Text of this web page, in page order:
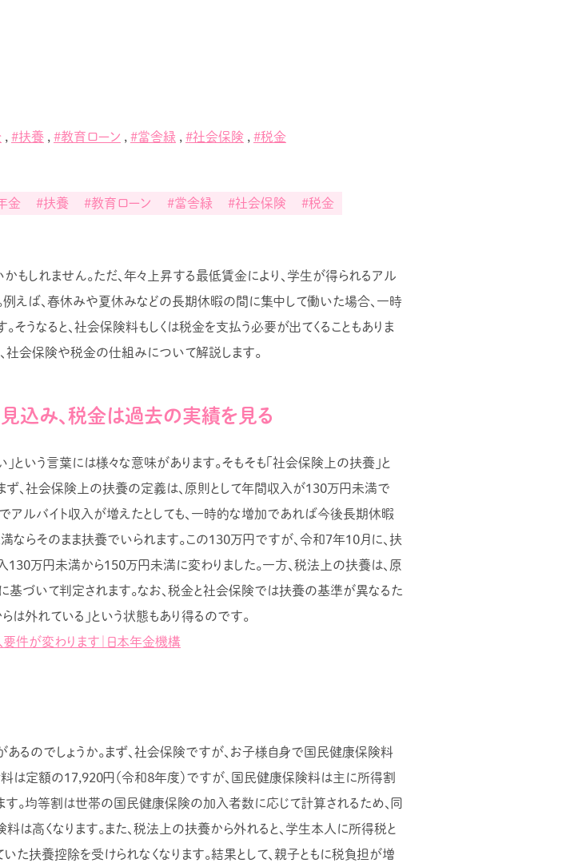
, #扶養 , #教育ローン , #當舎緑 , #社会保険 , #税金
金 #扶養 #教育ローン #當舎緑 #社会保険 #税金
もしれません。ただ、年々上昇する最低賃金により、学生が得られるアル
えば、春休みや夏休みなどの長期休暇の間に集中して働いた場合、一時
うなると、社会保険料もしくは税金を支払う必要が出てくることもありま
社会保険や税金の仕組みについて解説します。
込み、税金は過去の実績を見る
という言葉には様々な意味があります。そもそも「社会保険上の扶養」と
ず、社会保険上の扶養の定義は、原則として年間収入が130万円未満で
ルバイト収入が増えたとしても、一時的な増加であれば今後長期休暇
ならそのまま扶養でいられます。この130万円ですが、令和7年10月に、扶
万円未満から150万円未満に変わりました。一方、税法上の扶養は、原
基づいて判定されます。なお、税金と社会保険では扶養の基準が異なるた
外れている」という状態もあり得るのです。
件が変わります｜日本年金機構
あるのでしょうか。まず、社会保険ですが、お子様自身で国民健康保険料
定額の17,920円（令和８年度）ですが、国民健康保険料は主に所得割
。均等割は世帯の国民健康保険の加入者数に応じて計算されるため、同
高くなります。また、税法上の扶養から外れると、学生本人に所得税と
た扶養控除を受けられなくなります。結果として、親子ともに税負担が増